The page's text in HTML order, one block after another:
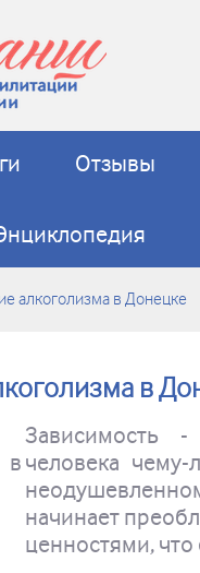
Отзывы
алкоголизма в Донецке
в
Зависимость -
человека
начинает
ценностями, что